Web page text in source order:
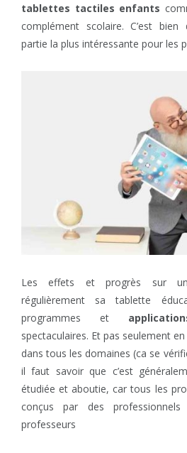
tablettes tactiles enfants
complément scolaire. C’est
partie la plus intéressante pour les
Les effets et progrès sur
régulièrement sa tablette
programmes et
spectaculaires. Et pas seulement
dans tous les domaines (ca se
il faut savoir que c’est
étudiée et aboutie, car tous les
conçus par des
professeurs